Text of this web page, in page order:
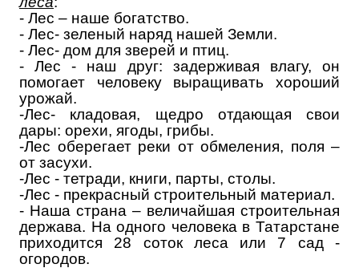
- Лес – наше богатство.
- Лес- зеленый наряд нашей Земли.
- Лес- дом для зверей и птиц.
- Лес - наш друг: задерживая влагу, он
помогает человеку выращивать хороший
урожай.
-Лес- кладовая, щедро отдающая свои
дары: орехи, ягоды, грибы.
-Лес оберегает реки от обмеления, поля –
от засухи.
-Лес - тетради, книги, парты, столы.
-Лес - прекрасный строительный материал.
- Наша страна – величайшая строительная
держава. На одного человека в Татарстане
приходится 28 соток леса или 7 сад -
огородов.